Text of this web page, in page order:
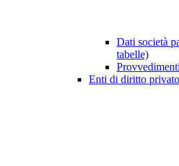
Dati società
tabelle)
Provvedimenti
Enti di diritto